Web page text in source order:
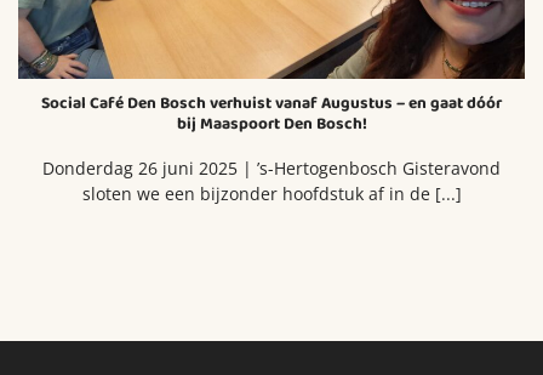
Social Café Den Bosch verhuist vanaf Augustus – en gaat dóór
bij Maaspoort Den Bosch!
Donderdag 26 juni 2025 | ’s-Hertogenbosch Gisteravond
sloten we een bijzonder hoofdstuk af in de [...]